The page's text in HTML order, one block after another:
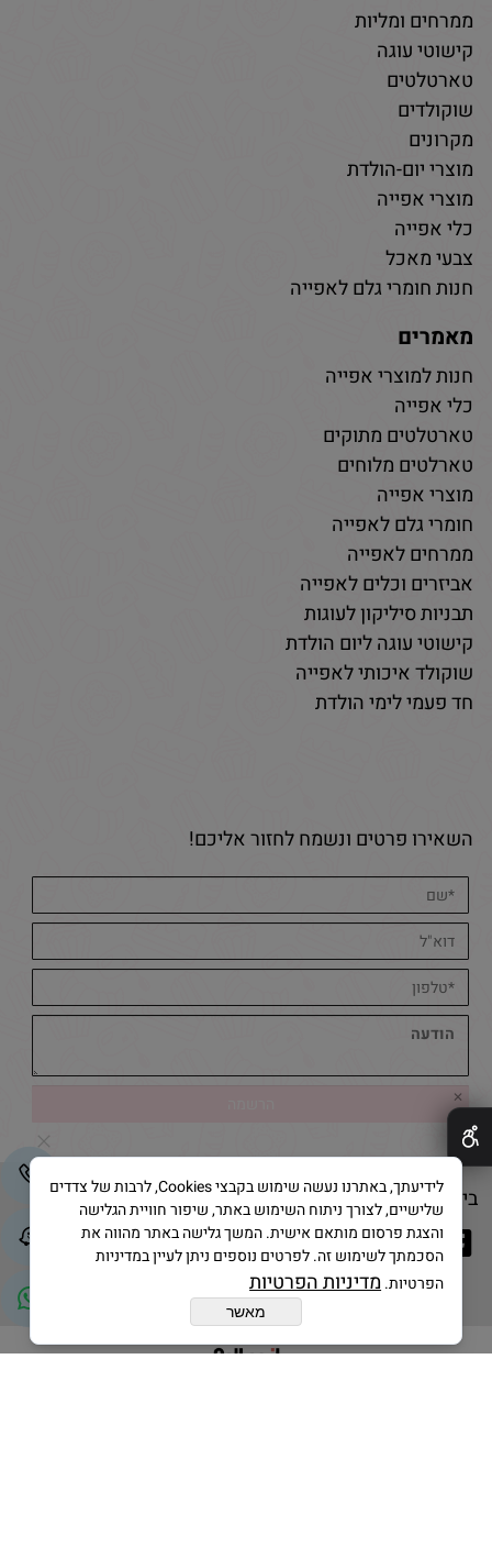
ממרחים ומליות
קישוטי עוגה
טארטלטים
שוקולדים
מקרונים
מוצרי יום-הולדת
מוצרי אפייה
כלי אפייה
צבעי מאכל
חנות חומרי גלם לאפייה
מאמרים
חנות למוצרי אפייה
כלי אפייה
טארטלטים מתוקים
טארלטים מלוחים
מוצרי אפייה
חומרי גלם לאפייה
ממרחים לאפייה
אביזרים וכלים לאפייה
תבניות סיליקון לעוגות
קישוטי עוגה ליום הולדת
שוקולד איכותי לאפייה
חד פעמי לימי הולדת
השאירו פרטים ונשמח לחזור אליכם!
בייק אנד קייק © 2025 All Rights Reserved
✕
לידיעתך, באתרנו נעשה שימוש בקבצי Cookies, לרבות של צדדים
שלישיים, לצורך ניתוח השימוש באתר, שיפור חוויית הגלישה
והצגת פרסום מותאם אישית. המשך גלישה באתר מהווה את
הסכמתך לשימוש זה. לפרטים נוספים ניתן לעיין במדיניות
הפרטיות.מדיניות הפרטיות
מאשר